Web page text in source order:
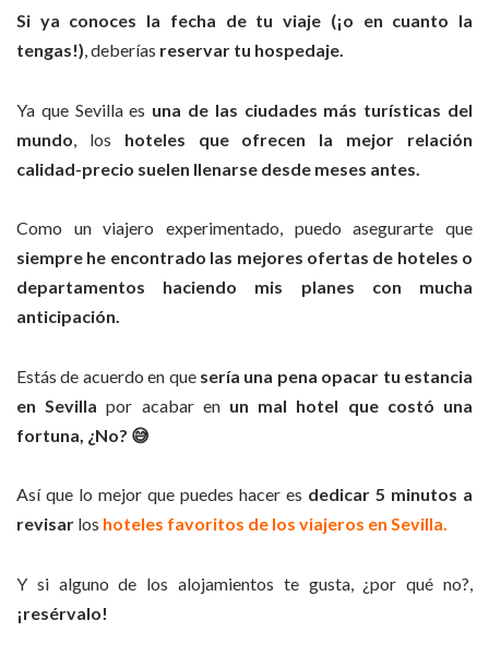
Si ya conoces la fecha de tu viaje (¡o en cuanto la
tengas!), deberías reservar tu hospedaje.
Ya que Sevilla es una de las ciudades más turísticas del
mundo, los hoteles que ofrecen la mejor relación
calidad-precio suelen llenarse desde meses antes.
Como un viajero experimentado, puedo asegurarte que
siempre he encontrado las mejores ofertas de hoteles o
departamentos haciendo mis planes con mucha
anticipación.
Estás de acuerdo en quesería una pena opacar tu estancia
en Sevillapor acabar en un mal hotel que costó una
fortuna, ¿No? 😅
Así que lo mejor que puedes hacer es dedicar 5 minutos a
revisar los hoteles favoritos de los viajeros en Sevilla.
Y si alguno de los alojamientos te gusta, ¿por qué no?,
¡resérvalo!